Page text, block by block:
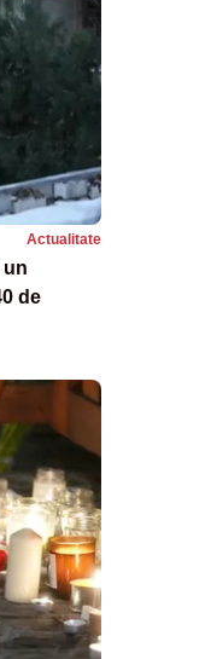
Actualitate
un
de